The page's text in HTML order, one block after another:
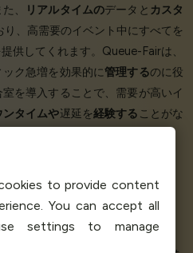
、
リアルタイムのデータと カスタ
り、高需要のイベント中にすべてを
供してくれます。Queue-Fairは、
ック急増を効果的に管理するのに役
を導入することで、需要が高いイ
タイムや遅延を経験する ことがな
Elton M - CEO & Founder
Essencia
to provide content
You can accept all
settings to manage